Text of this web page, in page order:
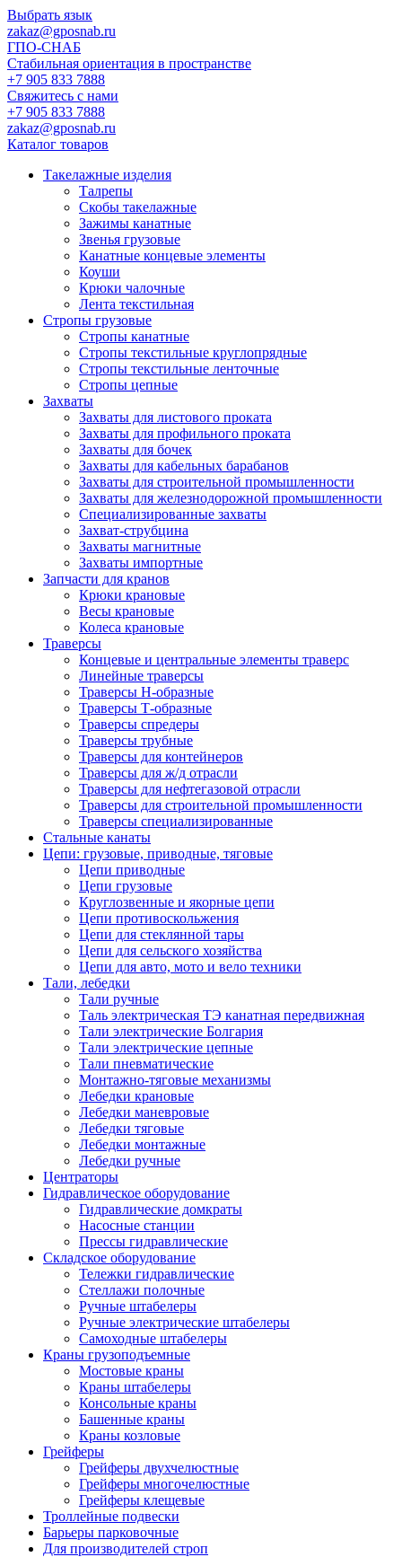
Выбрать язык
zakaz@gposnab.ru
ГПО-СНАБ
Стабильная ориентация в пространстве
+7 905 833 7888
Свяжитесь с нами
+7 905 833 7888
zakaz@gposnab.ru
Каталог товаров
Такелажные изделия
Талрепы
Скобы такелажные
Зажимы канатные
Звенья грузовые
Канатные концевые элементы
Коуши
Крюки чалочные
Лента текстильная
Стропы грузовые
Стропы канатные
Стропы текстильные круглопрядные
Стропы текстильные ленточные
Стропы цепные
Захваты
Захваты для листового проката
Захваты для профильного проката
Захваты для бочек
Захваты для кабельных барабанов
Захваты для строительной промышленности
Захваты для железнодорожной промышленности
Специализированные захваты
Захват-струбцина
Захваты магнитные
Захваты импортные
Запчасти для кранов
Крюки крановые
Весы крановые
Колеса крановые
Траверсы
Концевые и центральные элементы траверс
Линейные траверсы
Траверсы Н-образные
Траверсы Т-образные
Траверсы спредеры
Траверсы трубные
Траверсы для контейнеров
Траверсы для ж/д отрасли
Траверсы для нефтегазовой отрасли
Траверсы для строительной промышленности
Траверсы специализированные
Стальные канаты
Цепи: грузовые, приводные, тяговые
Цепи приводные
Цепи грузовые
Круглозвенные и якорные цепи
Цепи противоскольжения
Цепи для стеклянной тары
Цепи для сельского хозяйства
Цепи для авто, мото и вело техники
Тали, лебедки
Тали ручные
Таль электрическая ТЭ канатная передвижная
Тали электрические Болгария
Тали электрические цепные
Тали пневматические
Монтажно-тяговые механизмы
Лебедки крановые
Лебедки маневровые
Лебедки тяговые
Лебедки монтажные
Лебедки ручные
Центраторы
Гидравлическое оборудование
Гидравлические домкраты
Насосные станции
Прессы гидравлические
Складское оборудование
Тележки гидравлические
Cтеллажи полочные
Ручные штабелеры
Ручные электрические штабелеры
Самоходные штабелеры
Краны грузоподъемные
Мостовые краны
Краны штабелеры
Консольные краны
Башенные краны
Краны козловые
Грейферы
Грейферы двухчелюстные
Грейферы многочелюстные
Грейферы клещевые
Троллейные подвески
Барьеры парковочные
Для производителей строп